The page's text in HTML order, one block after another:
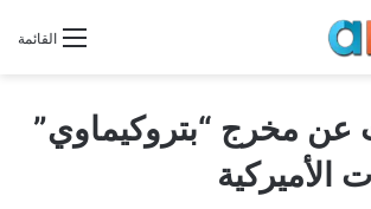
القائمة
عن مخرج “بتروكيماوي”
الأميركية